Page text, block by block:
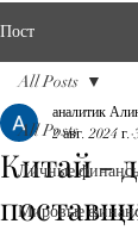
Пост
All Posts
Личные
Мировые
All Posts
Китай -
аналитик
2 авг. 2024 г.